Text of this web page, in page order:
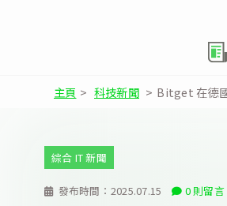
主頁 > 科技新聞 > Bitget 在德
發布時間： 2025.07.15 0 則留言
綜合 IT 新聞